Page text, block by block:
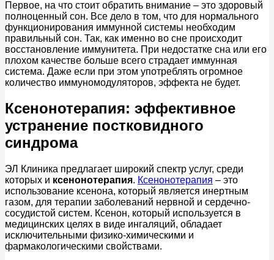
Первое, на что стоит обратить внимание – это здоровый
полноценный сон. Все дело в том, что для нормального
функционирования иммунной системы необходим
правильный сон. Так, как именно во сне происходит
восстановление иммунитета. При недостатке сна или его
плохом качестве больше всего страдает иммунная
система. Даже если при этом употреблять огромное
количество иммуномодуляторов, эффекта не будет.
Ксенонотерапия: эффективное
устранение постковидного
синдрома
ЭЛ Клиника предлагает широкий спектр услуг, среди
которых и ксенонотерапия. Ксенонотерапия – это
использование ксенона, который является инертным
газом, для терапии заболеваний нервной и сердечно-
сосудистой систем. Ксенон, который используется в
медицинских целях в виде ингаляций, обладает
исключительными физико-химическими и
фармакологическими свойствами.